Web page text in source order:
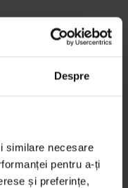
Despre
similare necesare
pentru a-ți
și preferințe,